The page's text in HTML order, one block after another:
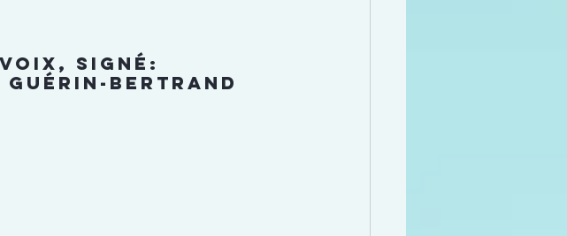
signé:
Guérin-Bertrand